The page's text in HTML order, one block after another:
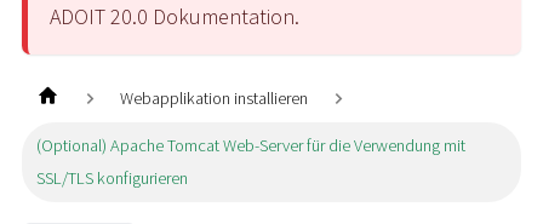
ADOIT20.0 Dokumentation.
Webapplikation installieren
(Optional) Apache Tomcat Web-Server für die Verwendung mit
SSL/TLS konfigurieren